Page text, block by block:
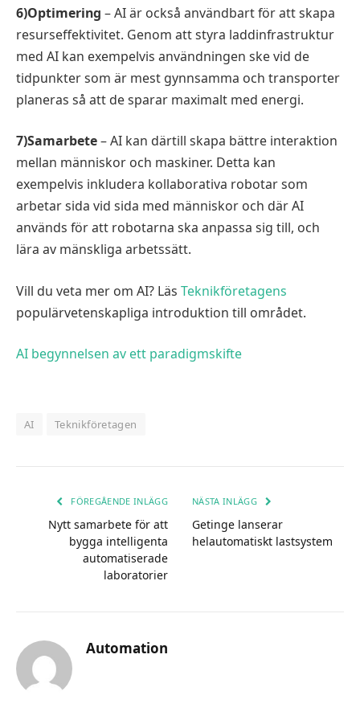
6)Optimering – AI är också användbart för att skapa
resurseffektivitet. Genom att styra laddinfrastruktur
med AI kan exempelvis användningen ske vid de
tidpunkter som är mest gynnsamma och transporter
planeras så att de sparar maximalt med energi.
7)Samarbete– AI kan därtill skapa bättre interaktion
mellan människor och maskiner. Detta kan
exempelvis inkludera kollaborativa robotar som
arbetar sida vid sida med människor och där AI
används för att robotarna ska anpassa sig till, och
lära av mänskliga arbetssätt.
Vill du veta mer om AI? Läs Teknikföretagens
populärvetenskapliga introduktion till området.
AI begynnelsen av ett paradigmskifte
AI Teknikföretagen
FÖREGÅENDE INLÄGG
Nytt samarbete för att
bygga intelligenta
automatiserade
laboratorier
NÄSTA INLÄGG
Getinge lanserar
helautomatiskt lastsystem
Automation